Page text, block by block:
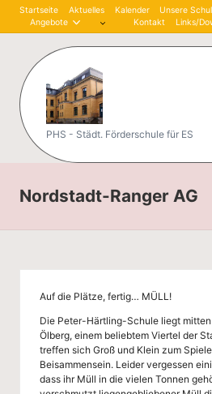
Skip
Startseite Aktuelles Kalender
Unsere
Angebote
Kontakt Links/
P
et
er
-
tli
n
g
PHS - Städt. Förderschule für ES
Nordstadt-Ranger AG
Auf die Plätze, fertig… MÜLL!
Die Peter-Härtling-Schule liegt
Ölberg, einem beliebtem Viertel der
treffen sich Groß und Klein zum
Beisammensein. Leider vergessen
dass ihr Müll in die vielen Tonnen